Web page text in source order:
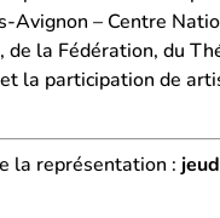
Avignon – Centre
de la Fédération, du
la participation de
la représentation :